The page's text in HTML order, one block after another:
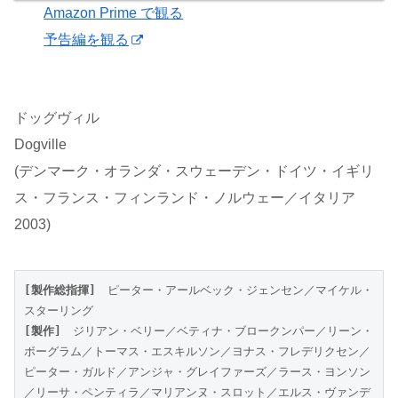
Amazon Prime で観る
予告編を観る
ドッグヴィル
Dogville
(デンマーク・オランダ・スウェーデン・ドイツ・イギリ
ス・フランス・フィンランド・ノルウェー／イタリア
2003)
[製作総指揮]
ピーター・アールベック・ジェンセン／マイケル・
スターリング
[製作]
ジリアン・ベリー／ベティナ・ブロークンパー／リーン・
ボーグラム／トーマス・エスキルソン／ヨナス・フレデリクセン／
ピーター・ガルド／アンジャ・グレイファーズ／ラース・ヨンソン
／リーサ・ペンティラ／マリアンヌ・スロット／エルス・ヴァンデ